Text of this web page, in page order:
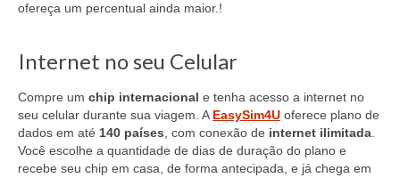
ofereça um percentual ainda maior.!
Internet no seu Celular
Compre um chip internacional e tenha acesso a internet no
seu celular durante sua viagem. AEasySim4U oferece plano de
dados em até 140 países, com conexão de internet ilimitada.
Você escolhe a quantidade de dias de duração do plano e
recebe seu chip em casa, de forma antecipada, e já chega em